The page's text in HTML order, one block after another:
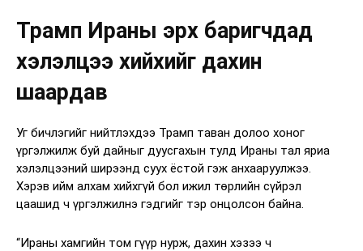
Трамп Ираны эрх баригчдад
хэлэлцээ хийхийг дахин
шаардав
Уг бичлэгийг нийтлэхдээ Трамп таван долоо хоног
үргэлжилж буй дайныг дуусгахын тулд Ираны тал яриа
хэлэлцээний ширээнд суух ёстой гэж анхааруулжээ.
Хэрэв ийм алхам хийхгүй бол ижил төрлийн сүйрэл
цаашид ч үргэлжилнэ гэдгийг тэр онцолсон байна.
“Ираны хамгийн том гүүр нурж, дахин хэзээ ч